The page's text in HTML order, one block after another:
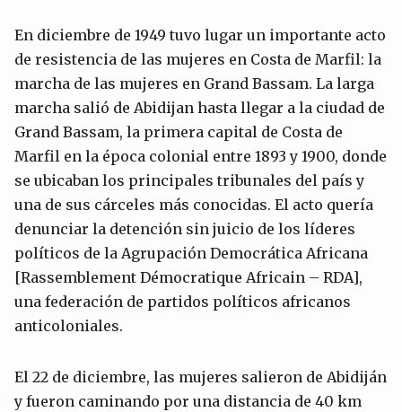
En diciembre de 1949 tuvo lugar un importante acto
de resistencia de las mujeres en Costa de Marfil: la
marcha de las mujeres en Grand Bassam. La larga
marcha salió de Abidijan hasta llegar a la ciudad de
Grand Bassam, la primera capital de Costa de
Marfil en la época colonial entre 1893 y 1900, donde
se ubicaban los principales tribunales del país y
una de sus cárceles más conocidas. El acto quería
denunciar la detención sin juicio de los líderes
políticos de la Agrupación Democrática Africana
[Rassemblement Démocratique Africain – RDA],
una federación de partidos políticos africanos
anticoloniales.
El 22 de diciembre, las mujeres salieron de Abidiján
y fueron caminando por una distancia de 40 km